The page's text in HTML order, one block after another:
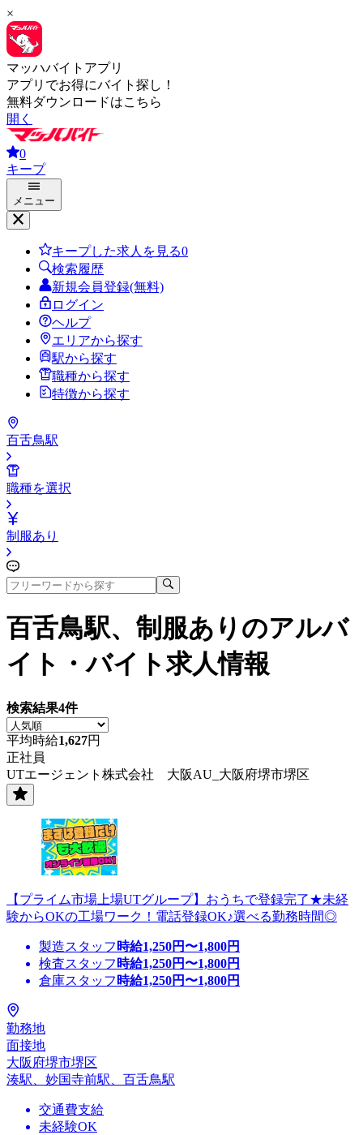
×
マッハバイトアプリ
アプリでお得にバイト探し！
無料ダウンロードはこちら
開く
0
キープ
メニュー
キープした求人を見る0
検索履歴
新規会員登録(無料)
ログイン
ヘルプ
エリアから探す
駅から探す
職種から探す
特徴から探す
百舌鳥駅
職種を選択
制服あり
百舌鳥駅、制服あり のアルバ
イト・バイト求人情報
検索結果4件
平均時給1,627円
正社員
UTエージェント株式会社 大阪AU_大阪府堺市堺区
【プライム市場上場UTグループ】おうちで登録完了★未経
験からOKの工場ワーク！電話登録OK♪選べる勤務時間◎
製造スタッフ 時給1,250円〜1,800円
検査スタッフ 時給1,250円〜1,800円
倉庫スタッフ 時給1,250円〜1,800円
勤務地
面接地
大阪府堺市堺区
湊駅、妙国寺前駅、百舌鳥駅
交通費支給
未経験OK